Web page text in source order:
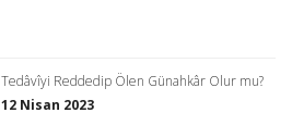
Tedâvîyi Reddedip Ölen Günahkâr Olur mu?
12 Nisan 2023